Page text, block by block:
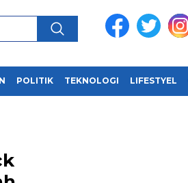
POLITIK TEKNOLOGI LIFESTYEL